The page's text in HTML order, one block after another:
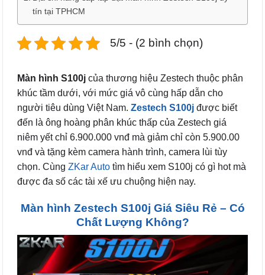
tín tại TPHCM
5/5 - (2 bình chọn)
Màn hình S100j của thương hiệu Zestech thuộc phân
khúc tầm dưới, với mức giá vô cùng hấp dẫn cho
người tiêu dùng Việt Nam. Zestech S100j được biết
đến là ông hoàng phân khúc thấp của Zestech giá
niêm yết chỉ 6.900.000 vnđ mà giảm chỉ còn 5.900.00
vnđ và tặng kèm camera hành trình, camera lùi tùy
chọn. Cùng ZKar Auto tìm hiểu xem S100j có gì hot mà
được đa số các tài xế ưu chuộng hiện nay.
Màn hình Zestech S100j Giá Siêu Rẻ – Có
Chất Lượng Không?